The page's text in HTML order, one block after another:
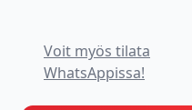
Voit myös tilata
WhatsAppissa!